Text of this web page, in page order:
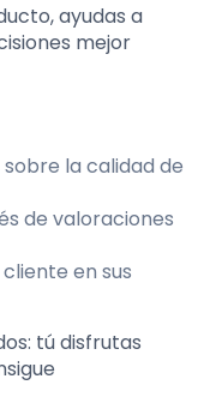
ayudas a
mejor
la calidad de
de valoraciones
en sus
tú disfrutas